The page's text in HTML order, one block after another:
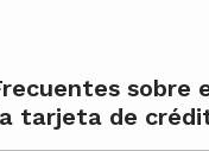
sobre
tarjeta de